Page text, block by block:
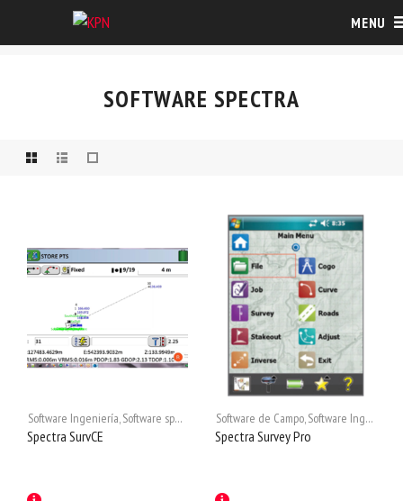
MENU
SOFTWARE SPECTRA
Software Ingeniería,Software spectra
Spectra SurvCE
Software de Campo,Software Ingeniería
Spectra Survey Pro